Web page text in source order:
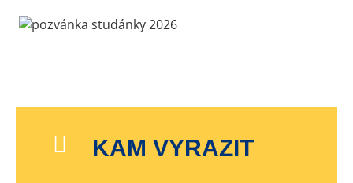
KAM VYRAZIT